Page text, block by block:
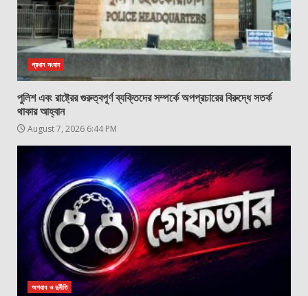
প্রধান সংবাদ
পুলিশ এবং রাষ্ট্রের গুরুত্বপূর্ণ ব্যক্তিদের সম্পর্কে অপপ্রচারের বিরুদ্ধে সতর্ক
থাকার আহ্বান
August 7, 2026 6:44 PM
অপরাধ ও দুর্নীতি